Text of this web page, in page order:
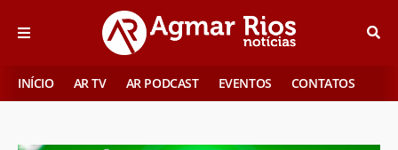
INÍCIO AR TV AR PODCAST EVENTOS CONTATOS